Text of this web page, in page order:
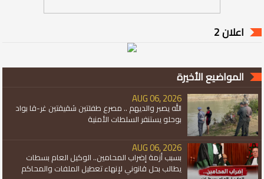
اعلان 2
المواضيع الأخيرة
AUG 06, 2026
الله يصبر والديهم .. مصرع طفلتين شقيقتين غر-قا بواد
بوحلو يستنفر السلطات الأمنية
AUG 06, 2026
بسبب أزمة إضراب المحامين.. الوكيل العام بسطات
يطالب بحل قانوني لإنهاء تعطيل الملفات والمحاكم